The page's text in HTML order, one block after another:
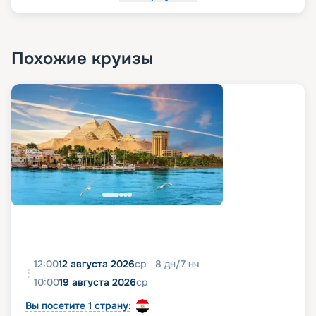
Похожие круизы
12:0012 августа 2026ср 8 дн/7 нч
10:0019 августа 2026ср
Вы посетите 1 страну: